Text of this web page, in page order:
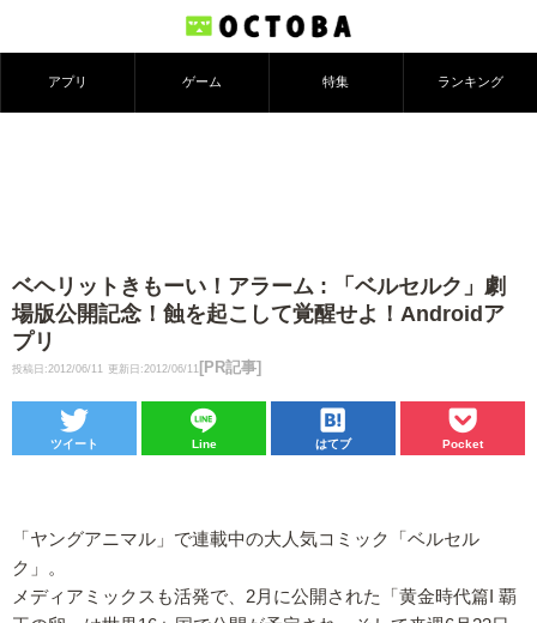
アプリ ゲーム 特集 ランキング
ベヘリットきもーい！アラーム : 「ベルセルク」劇
場版公開記念！蝕を起こして覚醒せよ！Androidア
プリ
投稿日:2012/06/11 更新日:2012/06/11 [PR記事]
ツイート Line はてブ Pocket
「ヤングアニマル」で連載中の大人気コミック「ベルセル
ク」。
メディアミックスも活発で、2月に公開された「黄金時代篇I 覇